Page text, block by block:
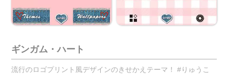
ギンガム・ハート
流行のロゴプリント風デザインのきせかえテーマ！ #りゅうこ